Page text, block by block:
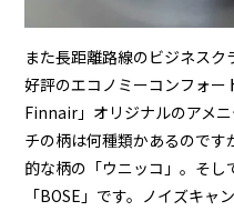
また長距離路線のビジネス
好評のエコノミーコンフォ
Finnair」オリジナルのアメ
チの柄は何種類かあるので
的な柄の「ウニッコ」。そ
「BOSE」です。ノイズキ